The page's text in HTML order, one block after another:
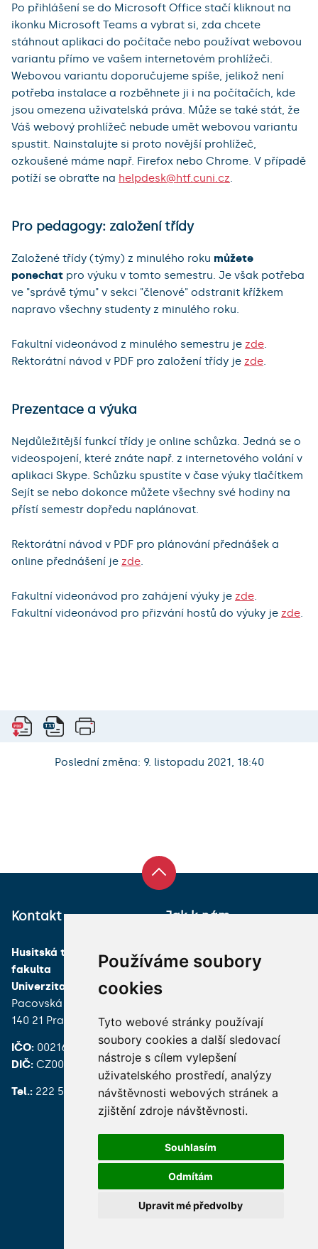
Používáme soubory
cookies
Tyto webové stránky používají
soubory cookies a další sledovací
nástroje s cílem vylepšení
uživatelského prostředí, analýzy
návštěvnosti webových stránek a
zjištění zdroje návštěvnosti.
Souhlasím
Odmítám
Upravit mé předvolby
Po přihlášení se do Microsoft Office stačí kliknout na
ikonku Microsoft Teams a vybrat si, zda chcete
stáhnout aplikaci do počítače nebo používat webovou
variantu přímo ve vašem internetovém prohlížeči.
Webovou variantu doporučujeme spíše, jelikož není
potřeba instalace a rozběhnete ji i na počítačích, kde
jsou omezena uživatelská práva. Může se také stát, že
Váš webový prohlížeč nebude umět webovou variantu
spustit. Nainstalujte si proto novější prohlížeč,
ozkoušené máme např. Firefox nebo Chrome. V případě
potíží se obraťte na helpdesk@htf.cuni.cz.
Pro pedagogy: založení třídy
Založené třídy (týmy) z minulého roku můžete
ponechat pro výuku v tomto semestru. Je však potřeba
ve "správě týmu" v sekci "členové" odstranit křížkem
napravo všechny studenty z minulého roku.
Fakultní videonávod z minulého semestru je zde.
Rektorátní návod v PDF pro založení třídy je zde.
Prezentace a výuka
Nejdůležitější funkcí třídy je online schůzka. Jedná se o
videospojení, které znáte např. z internetového volání v
aplikaci Skype. Schůzku spustíte v čase výuky tlačítkem
Sejít se nebo dokonce můžete všechny své hodiny na
přístí semestr dopředu naplánovat.
Rektorátní návod v PDF pro plánování přednášek a
online přednášení je zde.
Fakultní videonávod pro zahájení výuky je zde.
Fakultní videonávod pro přizvání hostů do výuky je zde.
Poslední změna: 9. listopadu 2021, 18:40
Kontakt
Husitská teologická
fakulta
Univerzita Karlova
Pacovská 350/4
140 21 Praha 4
IČO: 00216208
DIČ: CZ00216208
Tel.: 222 539 200
Jak k nám
Hledání osob Nastavení cookie